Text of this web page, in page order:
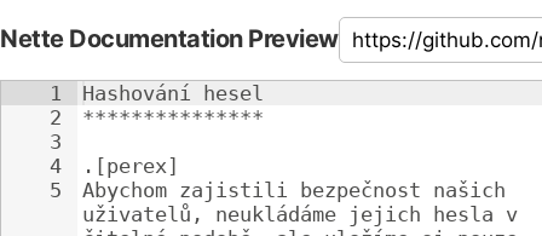
Nette Documentation Preview
1
2
3
4
5
Hashování hesel
***************
.[perex]
Abychom zajistili bezpečnost našich
uživatelů, neukládáme jejich hesla v